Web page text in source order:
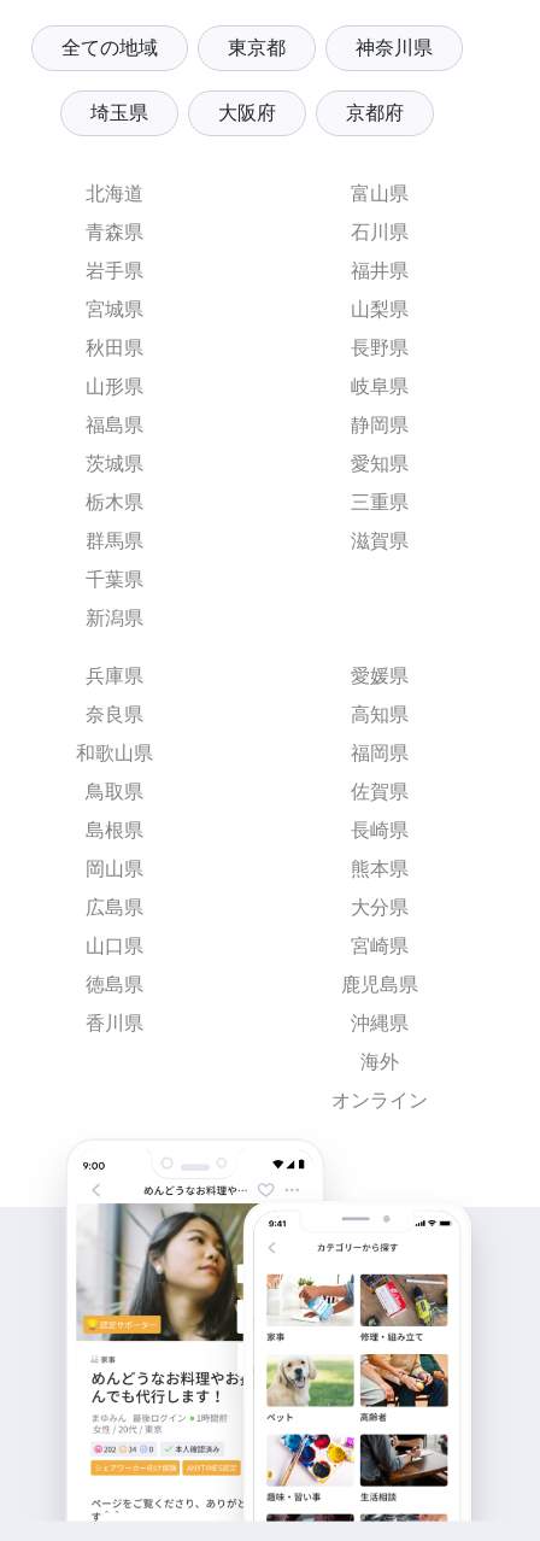
全ての地域 東京都 神奈川県
埼玉県 大阪府 京都府
北海道
青森県
岩手県
宮城県
秋田県
山形県
福島県
茨城県
栃木県
群馬県
千葉県
新潟県
富山県
石川県
福井県
山梨県
長野県
岐阜県
静岡県
愛知県
三重県
滋賀県
兵庫県
奈良県
和歌山県
鳥取県
島根県
岡山県
広島県
山口県
徳島県
香川県
愛媛県
高知県
福岡県
佐賀県
長崎県
熊本県
大分県
宮崎県
鹿児島県
沖縄県
海外
オンライン